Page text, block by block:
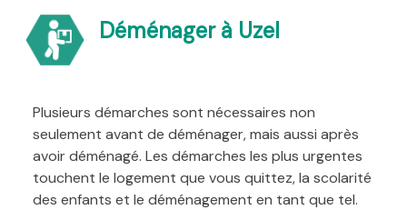
Déménager à Uzel
Plusieurs démarches sont nécessaires non
seulement avant de déménager, mais aussi après
avoir déménagé. Les démarches les plus urgentes
touchent le logement que vous quittez, la scolarité
des enfants et le déménagement en tant que tel.